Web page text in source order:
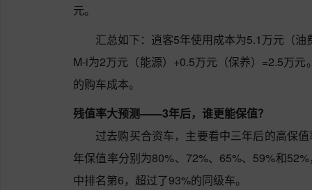
元。
汇总如下：逍客5年使用成本为5.1万元（
M-i为2万元（能源）+0.5万元（保养）=2.5万
的购车成本。
残值率大预测——3年后，谁更能保值？
过去购买合资车，主要看中三年后的高保
年保值率分别为80%、72%、65%、59%和
中排名第6，超过了93%的同级车。